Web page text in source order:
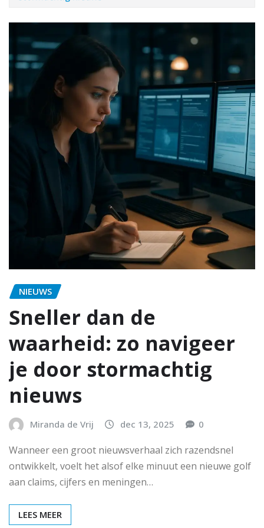
NIEUWS
Sneller dan de
waarheid: zo navigeer
je door stormachtig
nieuws
Miranda de Vrij dec 13, 2025 0
Wanneer een groot nieuwsverhaal zich razendsnel
ontwikkelt, voelt het alsof elke minuut een nieuwe golf
aan claims, cijfers en meningen…
LEES MEER